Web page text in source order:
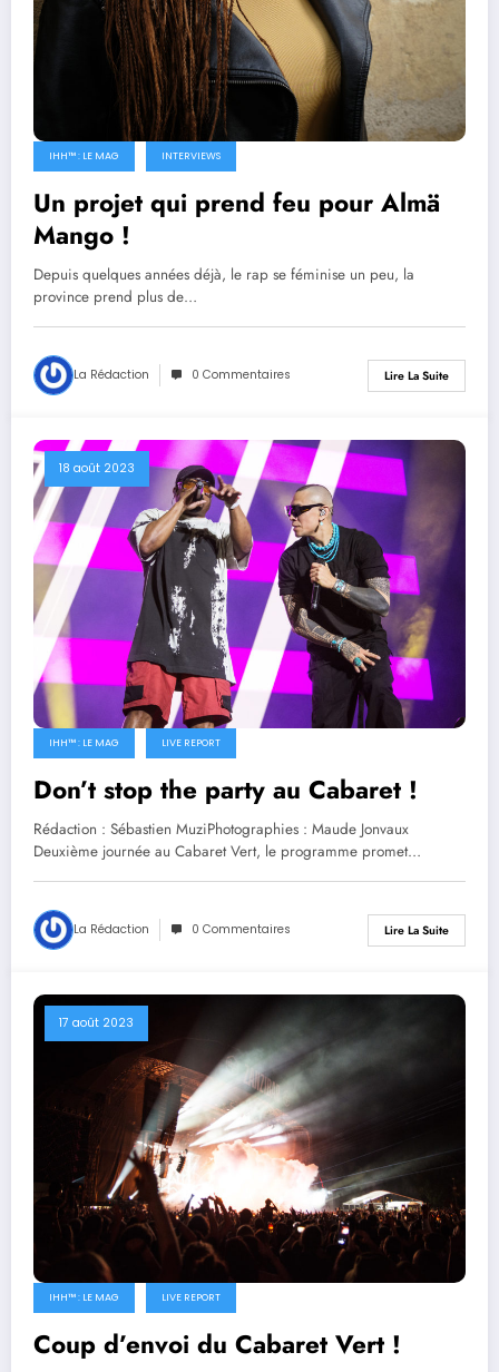
IHH™ : LE MAG INTERVIEWS
Un projet qui prend feu pour Almä
Mango !
Depuis quelques années déjà, le rap se féminise un peu, la
province prend plus de…
La Rédaction 0 Commentaires Lire La Suite
18 août 2023
IHH™ : LE MAG LIVE REPORT
Don’t stop the party au Cabaret !
Rédaction : Sébastien MuziPhotographies : Maude Jonvaux
Deuxième journée au Cabaret Vert, le programme promet…
La Rédaction 0 Commentaires Lire La Suite
17 août 2023
IHH™ : LE MAG LIVE REPORT
Coup d’envoi du Cabaret Vert !